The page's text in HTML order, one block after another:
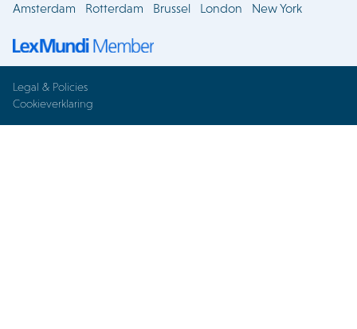
Amsterdam Rotterdam Brussel London New York
Legal & Policies
Cookieverklaring